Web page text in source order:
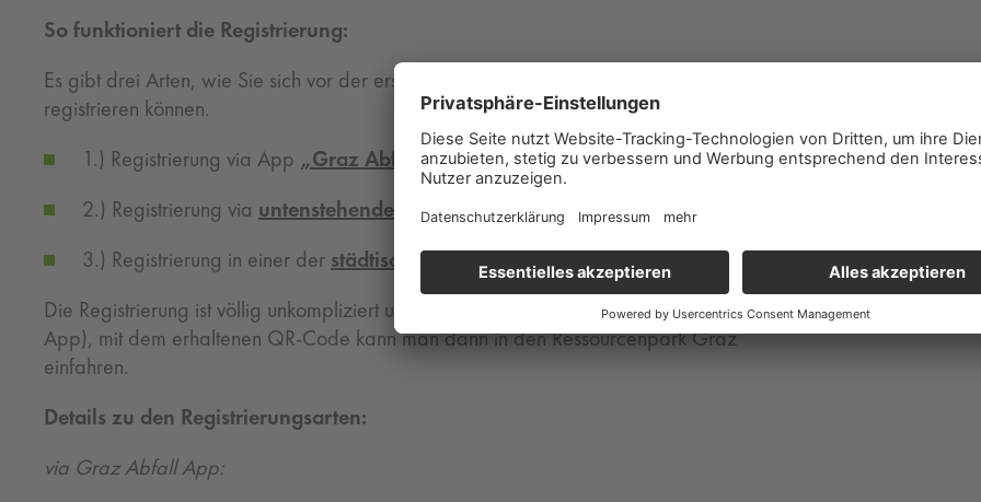
So funktioniert die Registrierung:
Es gibt drei Arten, wie Sie sich vor der erstmaligen Einfahrt in die Reststoff-Zone
registrieren können.
1.) Registrierung via App „Graz Abfall“
2.) Registrierung via untenstehendem Formular
3.) Registrierung in einer der städtischen Servicestellen
Die Registrierung ist völlig unkompliziert und erfolgt innerhalb kürzester Zeit (online bzw.
App), mit dem erhaltenen QR-Code kann man dann in den Ressourcenpark Graz
einfahren.
Details zu den Registrierungsarten:
via Graz Abfall App: